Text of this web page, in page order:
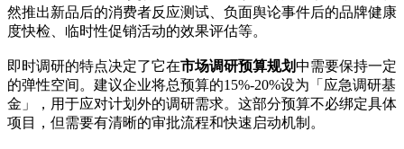
然推出新品后的消费者反应测试、负面舆论事件后的品牌健康
度快检、临时性促销活动的效果评估等。
即时调研的特点决定了它在市场调研预算规划中需要保持一定
的弹性空间。建议企业将总预算的15%-20%设为「应急调研基
金」，用于应对计划外的调研需求。这部分预算不必绑定具体
项目，但需要有清晰的审批流程和快速启动机制。